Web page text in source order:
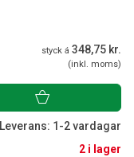
styck á 348,75 kr.
(inkl. moms)
Leverans: 1-2 vardagar
2 i lager